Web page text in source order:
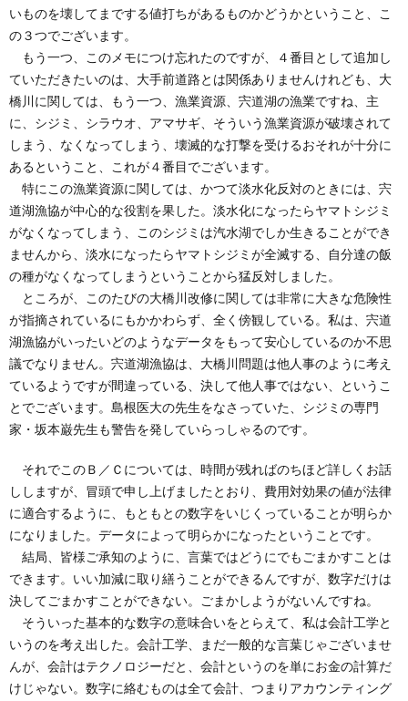
いものを壊してまでする値打ちがあるものかどうかということ、こ
の３つでございます。
もう一つ、このメモにつけ忘れたのですが、４番目として追加し
ていただきたいのは、大手前道路とは関係ありませんけれども、大
橋川に関しては、もう一つ、漁業資源、宍道湖の漁業ですね、主
に、シジミ、シラウオ、アマサギ、そういう漁業資源が破壊されて
しまう、なくなってしまう、壊滅的な打撃を受けるおそれが十分に
あるということ、これが４番目でございます。
特にこの漁業資源に関しては、かつて淡水化反対のときには、宍
道湖漁協が中心的な役割を果した。淡水化になったらヤマトシジミ
がなくなってしまう、このシジミは汽水湖でしか生きることができ
ませんから、淡水になったらヤマトシジミが全滅する、自分達の飯
の種がなくなってしまうということから猛反対しました。
ところが、このたびの大橋川改修に関しては非常に大きな危険性
が指摘されているにもかかわらず、全く傍観している。私は、宍道
湖漁協がいったいどのようなデータをもって安心しているのか不思
議でなりません。宍道湖漁協は、大橋川問題は他人事のように考え
ているようですが間違っている、決して他人事ではない、というこ
とでございます。島根医大の先生をなさっていた、シジミの専門
家・坂本巌先生も警告を発していらっしゃるのです。
それでこのＢ／Ｃについては、時間が残ればのちほど詳しくお話
ししますが、冒頭で申し上げましたとおり、費用対効果の値が法律
に適合するように、もともとの数字をいじくっていることが明らか
になりました。データによって明らかになったということです。
結局、皆様ご承知のように、言葉ではどうにでもごまかすことは
できます。いい加減に取り繕うことができるんですが、数字だけは
決してごまかすことができない。ごまかしようがないんですね。
そういった基本的な数字の意味合いをとらえて、私は会計工学と
いうのを考え出した。会計工学、まだ一般的な言葉じゃございませ
んが、会計はテクノロジーだと、会計というのを単にお金の計算だ
けじゃない。数字に絡むものは全て会計、つまりアカウンティング